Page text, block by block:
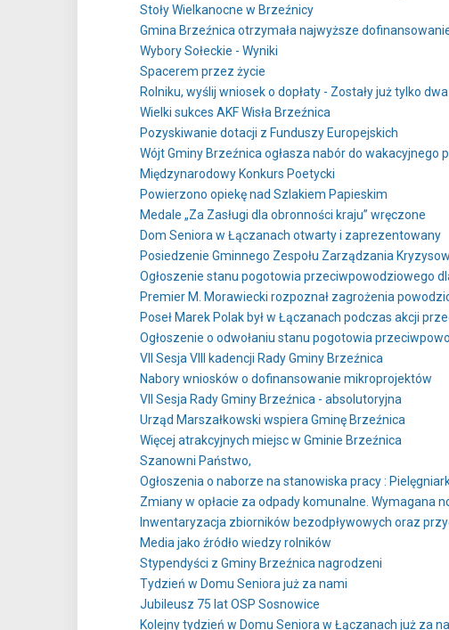
Stoły Wielkanocne w Brzeźnicy
Gmina Brzeźnica otrzymała najwyższe
Wybory Sołeckie - Wyniki
Spacerem przez życie
Rolniku, wyślij wniosek o dopłaty - Zostały już tylko
Wielki sukces AKF Wisła Brzeźnica
Pozyskiwanie dotacji z Funduszy Europejskich
Wójt Gminy Brzeźnica ogłasza nabór do wakacyjnego
Międzynarodowy Konkurs Poetycki
Powierzono opiekę nad Szlakiem Papieskim
Medale „Za Zasługi dla obronności kraju” wręczone
Dom Seniora w Łączanach otwarty i zaprezentowany
Posiedzenie Gminnego Zespołu Zarządzania
Ogłoszenie stanu pogotowia przeciwpowodziowego
Premier M. Morawiecki rozpoznał zagrożenia
Poseł Marek Polak był w Łączanach podczas akcji
Ogłoszenie o odwołaniu stanu pogotowia
VII Sesja VIII kadencji Rady Gminy Brzeźnica
Nabory wniosków o dofinansowanie mikroprojektów
VII Sesja Rady Gminy Brzeźnica - absolutoryjna
Urząd Marszałkowski wspiera Gminę Brzeźnica
Więcej atrakcyjnych miejsc w Gminie Brzeźnica
Szanowni Państwo,
Ogłoszenia o naborze na stanowiska pracy :
Zmiany w opłacie za odpady komunalne. Wymagana
Inwentaryzacja zbiorników bezodpływowych oraz
Media jako źródło wiedzy rolników
Stypendyści z Gminy Brzeźnica nagrodzeni
Tydzień w Domu Seniora już za nami
Jubileusz 75 lat OSP Sosnowice
Kolejny tydzień w Domu Seniora w Łączanach już za